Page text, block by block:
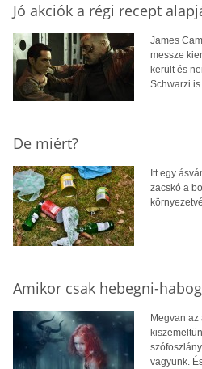
Jó akciók a régi recept
James
messze
került és
Schwarzi
De miért?
Itt egy
zacskó a
Amikor csak hebegni-
Megvan
vagyunk.